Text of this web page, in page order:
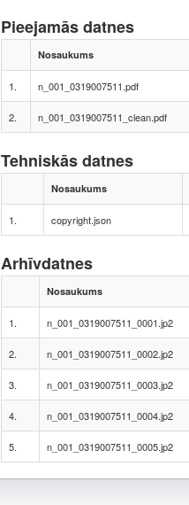
Pieejamās datnes
Nosaukums
1. n_001_0319007511.pdf
2. n_001_0319007511_clean.pdf
Tehniskās datnes
Nosaukums
1. copyright.json
Arhīvdatnes
Nosaukums
1. n_001_0319007511_0001.jp2
2. n_001_0319007511_0002.jp2
3. n_001_0319007511_0003.jp2
4. n_001_0319007511_0004.jp2
5. n_001_0319007511_0005.jp2